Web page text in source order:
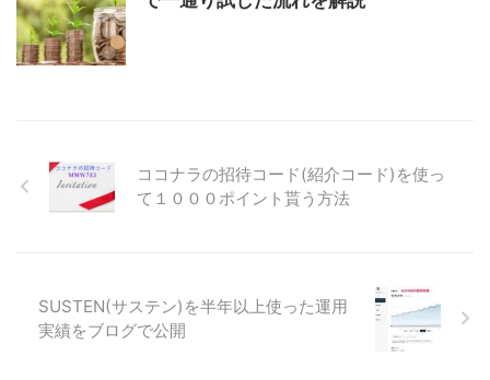
ココナラの招待コード(紹介コード)を使っ
て１０００ポイント貰う方法
SUSTEN(サステン)を半年以上使った運用
実績をブログで公開